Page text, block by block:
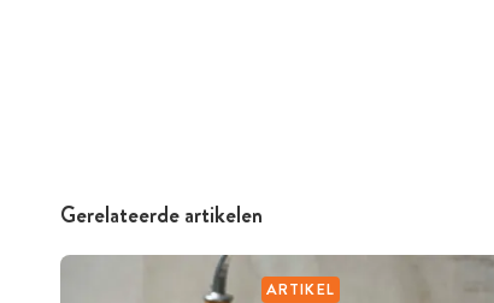
Gerelateerde artikelen
ARTIKEL